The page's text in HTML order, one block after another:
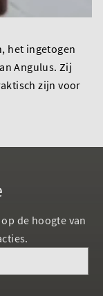
het ingetogen
Angulus. Zij
zijn voor
de hoogte van